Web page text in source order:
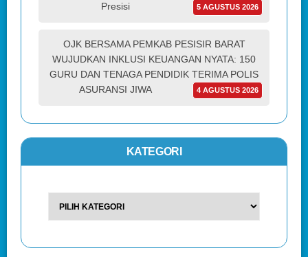
Presisi
5 AGUSTUS 2026
OJK BERSAMA PEMKAB PESISIR BARAT
WUJUDKAN INKLUSI KEUANGAN NYATA: 150
GURU DAN TENAGA PENDIDIK TERIMA POLIS
ASURANSI JIWA
4 AGUSTUS 2026
KATEGORI